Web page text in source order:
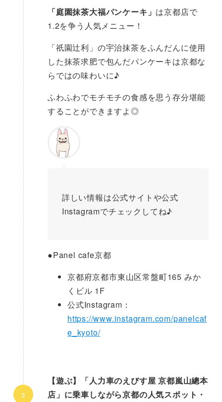
「庭園抹茶大福パンケーキ」 は京都店で
1.2を争う人気メニュー！
「祇園辻利」の宇治抹茶をふんだんに使用
した抹茶求肥で包んだパンケーキは京都な
らではの味わいに♪
ふわふわでモチモチの食感を思う存分堪能
することができますよ◎
詳しい情報は公式サイトや公式
Instagramでチェックしてね♪
●Panel cafe京都
京都府京都市東山区常盤町165 みか
くビル 1F
公式Instagram：
https://www.instagram.com/panelcaf
e_kyoto/
【遊ぶ】「人力車のえびす屋 京都嵐山總本
店」に乗車しながら京都の人気スポット・